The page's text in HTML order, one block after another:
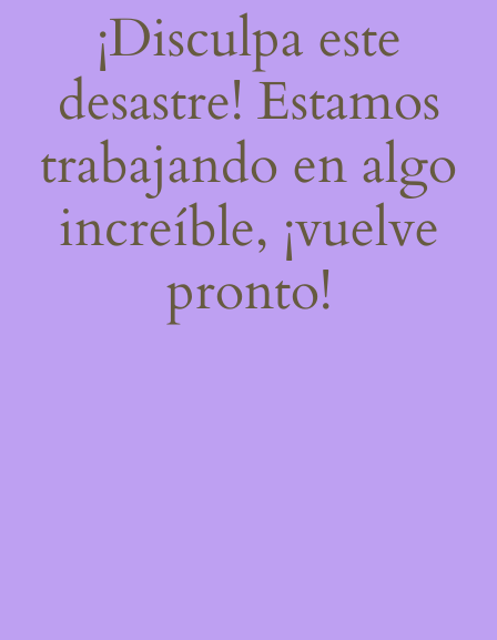
¡Disculpa este
desastre! Estamos
trabajando en algo
increíble, ¡vuelve
pronto!